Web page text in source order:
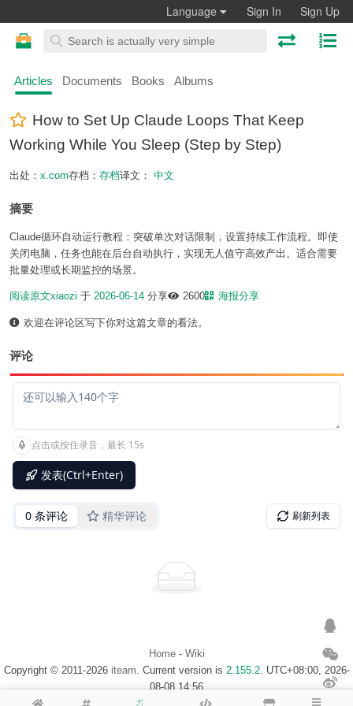
Language Sign In Sign Up
Articles Documents Books Albums
How to Set Up Claude Loops That Keep
Working While You Sleep (Step by Step)
出处： x.com存档： 存档译文： 中文
摘要
Claude循环自动运行教程：突破单次对话限制，设置持续工作流程。即使
关闭电脑，任务也能在后台自动执行，实现无人值守高效产出。适合需要
批量处理或长期监控的场景。
阅读原文xiaozi 于 2026-06-14 分享 2600 海报分享
欢迎在评论区写下你对这篇文章的看法。
评论
Home- Wiki
Copyright © 2011-2026 iteam. Current version is 2.155.2. UTC+08:00, 2026-
08-08 14:56
浙ICP备14020137号-1
$Map of visitor$